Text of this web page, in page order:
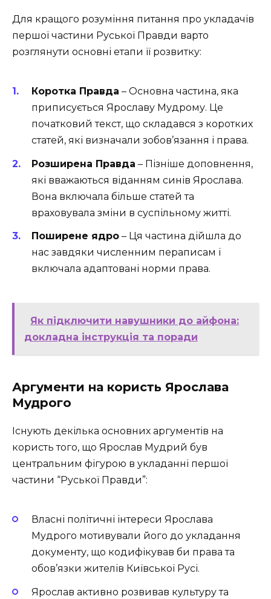
Для кращого розуміння питання про укладачів
першої частини Руської Правди варто
розглянути основні етапи її розвитку:
Коротка Правда – Основна частина, яка
приписується Ярославу Мудрому. Це
початковий текст, що складався з коротких
статей, які визначали зобов’язання і права.
Розширена Правда – Пізніше доповнення,
які вважаються віданням синів Ярослава.
Вона включала більше статей та
враховувала зміни в суспільному житті.
Поширене ядро – Ця частина дійшла до
нас завдяки численним пераписам і
включала адаптовані норми права.
Як підключити навушники до айфона:
докладна інструкція та поради
Аргументи на користь Ярослава
Мудрого
Існують декілька основних аргументів на
користь того, що Ярослав Мудрий був
центральним фігурою в укладанні першої
частини “Руської Правди”:
Власні політичні інтереси Ярослава
Мудрого мотивували його до укладання
документу, що кодифікував би права та
обов’язки жителів Київської Русі.
Ярослав активно розвивав культуру та